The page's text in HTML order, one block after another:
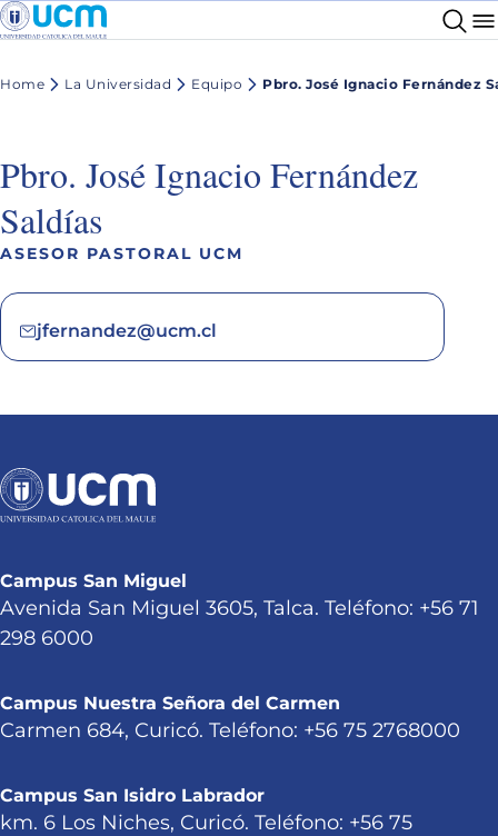
Home La Universidad Equipo Pbro. José Ignacio Fernández
Pbro. José Ignacio Fernández
Saldías
ASESOR PASTORAL UCM
jfernandez@ucm.cl
Campus San Miguel
Avenida San Miguel 3605, Talca. Teléfono: +56 71
298 6000
Campus Nuestra Señora del Carmen
Carmen 684, Curicó. Teléfono: +56 75 2768000
Campus San Isidro Labrador
km. 6 Los Niches, Curicó. Teléfono: +56 75